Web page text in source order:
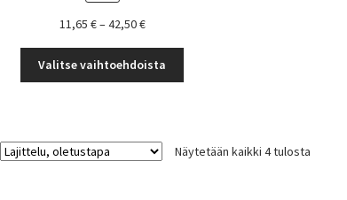
11,65 €–42,50€Hintaluokka:
-
42,50 €
Valitse vaihtoehdoista
Voit
Näytetään kaikki 4 tulosta